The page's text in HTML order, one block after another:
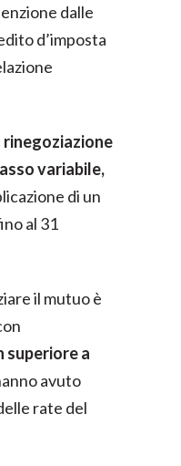
dalle
d’imposta
rinegoziazione
variabile,
di un
al 31
il mutuo è
superiore a
avuto
rate del